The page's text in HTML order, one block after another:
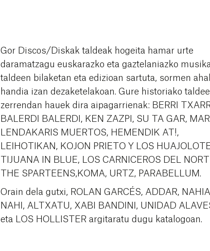
Gor Discos/Diskak taldeak hogeita hamar urte
daramatzagu euskarazko eta gaztelaniazko
taldeen bilaketan eta edizioan sartuta, sormen
handia izan dezaketelakoan. Gure historiako
zerrendan hauek dira aipagarrienak: BERRI
BALERDI BALERDI, KEN ZAZPI, SU TA GAR,
LENDAKARIS MUERTOS, HEMENDIK AT!,
LEIHOTIKAN, KOJON PRIETO Y LOS
TIJUANA IN BLUE, LOS CARNICEROS DEL
THE SPARTEENS,KOMA, URTZ, PARABELLUM.
Orain dela gutxi, ROLAN GARCÉS, ADDAR,
NAHI, ALTXATU, XABI BANDINI, UNIDAD
eta LOS HOLLISTER argitaratu dugu katalogoan.